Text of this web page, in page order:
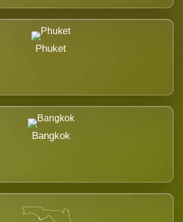
Phuket
Bangkok